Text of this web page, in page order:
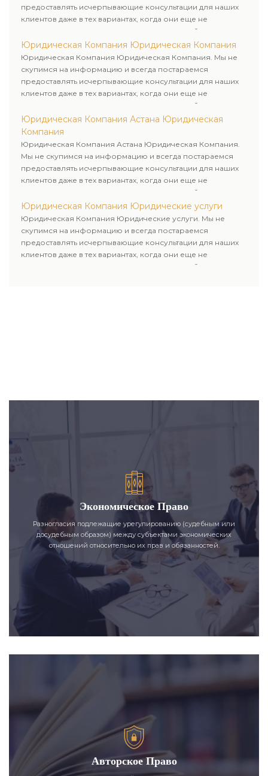
предоставлять исчерпывающие консультации для наших
клиентов даже в тех вариантах, когда они еще не
пользовались юридическими услугами нашей компании.
Юридическая Компания Юридическая Компания
Юридическая Компания Юридическая Компания. Мы не
скупимся на информацию и всегда постараемся
предоставлять исчерпывающие консультации для наших
клиентов даже в тех вариантах, когда они еще не
пользовались юридическими услугами нашей компании.
Юридическая Компания Астана Юридическая
Компания
Юридическая Компания Астана Юридическая Компания.
Мы не скупимся на информацию и всегда постараемся
предоставлять исчерпывающие консультации для наших
клиентов даже в тех вариантах, когда они еще не
пользовались юридическими услугами нашей компании.
Юридическая Компания Юридические услуги
Юридическая Компания Юридические услуги. Мы не
скупимся на информацию и всегда постараемся
предоставлять исчерпывающие консультации для наших
клиентов даже в тех вариантах, когда они еще не
пользовались юридическими услугами нашей компании.
Экономическое Право
Разногласия подлежащие урегулированию (судебным или
досудебным образом) между субъектами экономических
отношений относительно их прав и обязанностей.
Авторское Право